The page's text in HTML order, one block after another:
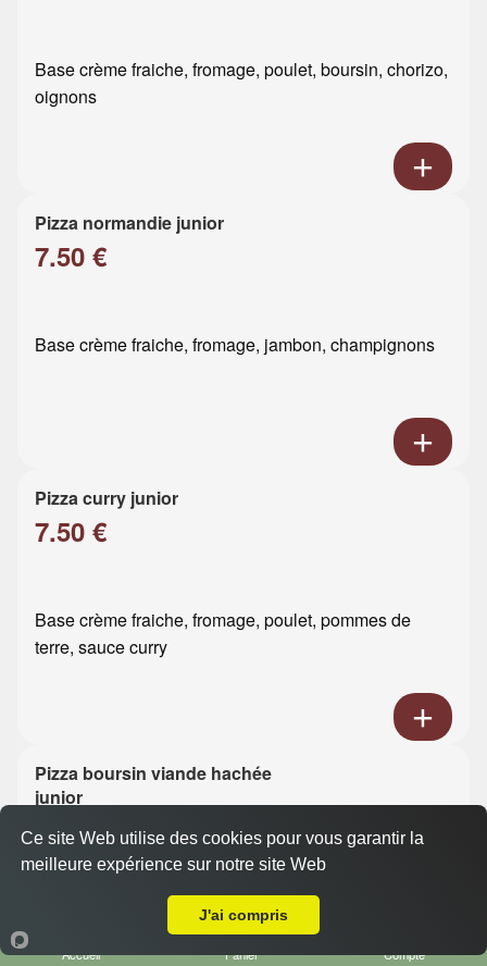
Base crème fraiche, fromage, poulet, boursin, chorizo,
oignons
Pizza normandie junior
7.50 €
Base crème fraiche, fromage, jambon, champignons
Pizza curry junior
7.50 €
Base crème fraiche, fromage, poulet, pommes de
terre, sauce curry
Pizza boursin viande hachée
junior
7.50 €
Base crème fraiche, fromage, viande hachée, boursin
Accueil Panier Compte
Ce site Web utilise des cookies pour vous garantir la
meilleure expérience sur notre site Web
J'ai compris